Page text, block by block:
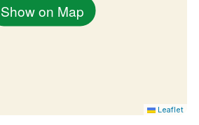
Show on Map
Leaflet